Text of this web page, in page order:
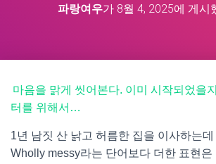
파랑여우가 8월 4, 2025에 게시
마음을 맑게 씻어본다. 이미 시작되었을
터를 위해서…
1년 남짓 산 낡고 허름한 집을 이사하는
Wholly messy라는 단어보다 더한 표현은